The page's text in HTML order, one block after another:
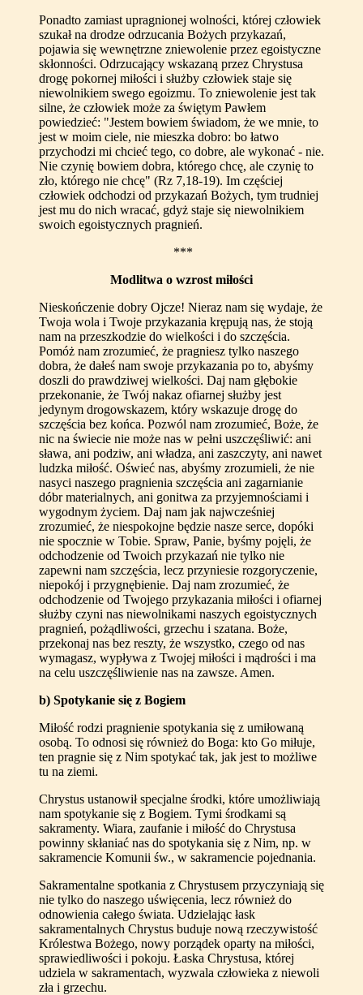
Ponadto zamiast upragnionej wolności, której człowiek
szukał na drodze odrzucania Bożych przykazań,
pojawia się wewnętrzne zniewolenie przez egoistyczne
skłonności. Odrzucający wskazaną przez Chrystusa
drogę pokornej miłości i służby człowiek staje się
niewolnikiem swego egoizmu. To zniewolenie jest tak
silne, że człowiek może za świętym Pawłem
powiedzieć: "Jestem bowiem świadom, że we mnie, to
jest w moim ciele, nie mieszka dobro: bo łatwo
przychodzi mi chcieć tego, co dobre, ale wykonać - nie.
Nie czynię bowiem dobra, którego chcę, ale czynię to
zło, którego nie chcę" (Rz 7,18-19). Im częściej
człowiek odchodzi od przykazań Bożych, tym trudniej
jest mu do nich wracać, gdyż staje się niewolnikiem
swoich egoistycznych pragnień.
***
Modlitwa o wzrost miłości
Nieskończenie dobry Ojcze! Nieraz nam się wydaje, że
Twoja wola i Twoje przykazania krępują nas, że stoją
nam na przeszkodzie do wielkości i do szczęścia.
Pomóż nam zrozumieć, że pragniesz tylko naszego
dobra, że dałeś nam swoje przykazania po to, abyśmy
doszli do prawdziwej wielkości. Daj nam głębokie
przekonanie, że Twój nakaz ofiarnej służby jest
jedynym drogowskazem, który wskazuje drogę do
szczęścia bez końca. Pozwól nam zrozumieć, Boże, że
nic na świecie nie może nas w pełni uszczęśliwić: ani
sława, ani podziw, ani władza, ani zaszczyty, ani nawet
ludzka miłość. Oświeć nas, abyśmy zrozumieli, że nie
nasyci naszego pragnienia szczęścia ani zagarnianie
dóbr materialnych, ani gonitwa za przyjemnościami i
wygodnym życiem. Daj nam jak najwcześniej
zrozumieć, że niespokojne będzie nasze serce, dopóki
nie spocznie w Tobie. Spraw, Panie, byśmy pojęli, że
odchodzenie od Twoich przykazań nie tylko nie
zapewni nam szczęścia, lecz przyniesie rozgoryczenie,
niepokój i przygnębienie. Daj nam zrozumieć, że
odchodzenie od Twojego przykazania miłości i ofiarnej
służby czyni nas niewolnikami naszych egoistycznych
pragnień, pożądliwości, grzechu i szatana. Boże,
przekonaj nas bez reszty, że wszystko, czego od nas
wymagasz, wypływa z Twojej miłości i mądrości i ma
na celu uszczęśliwienie nas na zawsze. Amen.
b) Spotykanie się z Bogiem
Miłość rodzi pragnienie spotykania się z umiłowaną
osobą. To odnosi się również do Boga: kto Go miłuje,
ten pragnie się z Nim spotykać tak, jak jest to możliwe
tu na ziemi.
Chrystus ustanowił specjalne środki, które umożliwiają
nam spotykanie się z Bogiem. Tymi środkami są
sakramenty. Wiara, zaufanie i miłość do Chrystusa
powinny skłaniać nas do spotykania się z Nim, np. w
sakramencie Komunii św., w sakramencie pojednania.
Sakramentalne spotkania z Chrystusem przyczyniają się
nie tylko do naszego uświęcenia, lecz również do
odnowienia całego świata. Udzielając łask
sakramentalnych Chrystus buduje nową rzeczywistość
Królestwa Bożego, nowy porządek oparty na miłości,
sprawiedliwości i pokoju. Łaska Chrystusa, której
udziela w sakramentach, wyzwala człowieka z niewoli
zła i grzechu.